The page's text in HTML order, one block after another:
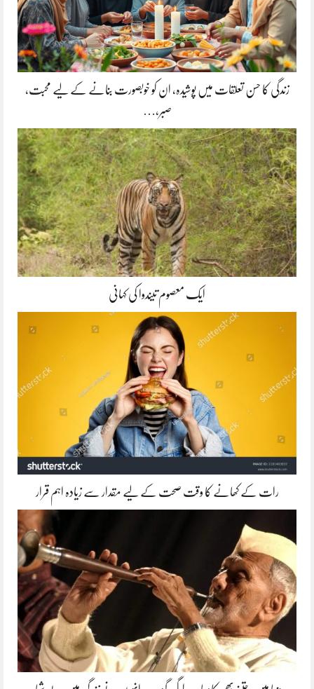
زندگی کا حسن تعلقات میں پوشیدہ, ان کو خوبصورت بنانے کے لیے محبت،
صبر،…
ایک معصوم تیندوا کی کہانی
رات کے کھانے کا وقت صحت کے لیے مقدار سے زیادہ اہم قرار